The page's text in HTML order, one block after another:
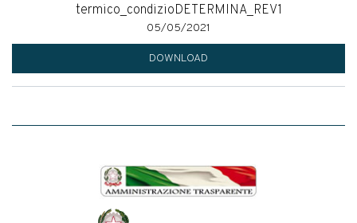
termico_condizioDETERMINA_REV1
05/05/2021
DOWNLOAD